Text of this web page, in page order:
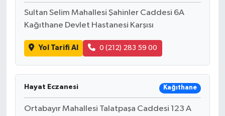
Sultan Selim Mahallesi Şahinler Caddesi 6A
Kağıthane Devlet Hastanesi Karşısı
Yol Tarifi Al 0 (212) 283 59 00
Hayat Eczanesi Kağıthane
Ortabayır Mahallesi Talatpaşa Caddesi 123 A